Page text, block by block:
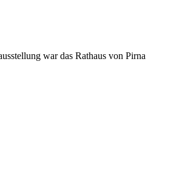
war das Rathaus von Pirna